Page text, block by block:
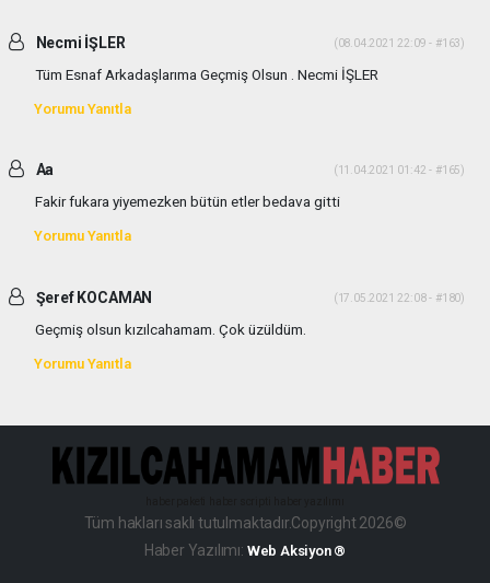
Necmi İŞLER (08.04.2021 22:09 - #163)
Tüm Esnaf Arkadaşlarıma Geçmiş Olsun . Necmi İŞLER
Yorumu Yanıtla
Aa (11.04.2021 01:42 - #165)
Fakir fukara yiyemezken bütün etler bedava gitti
Yorumu Yanıtla
Şeref KOCAMAN (17.05.2021 22:08 - #180)
Geçmiş olsun kızılcahamam. Çok üzüldüm.
Yorumu Yanıtla
Tüm hakları saklı tutulmaktadır.Copyright 2026©
Haber Yazılımı: Web Aksiyon ®